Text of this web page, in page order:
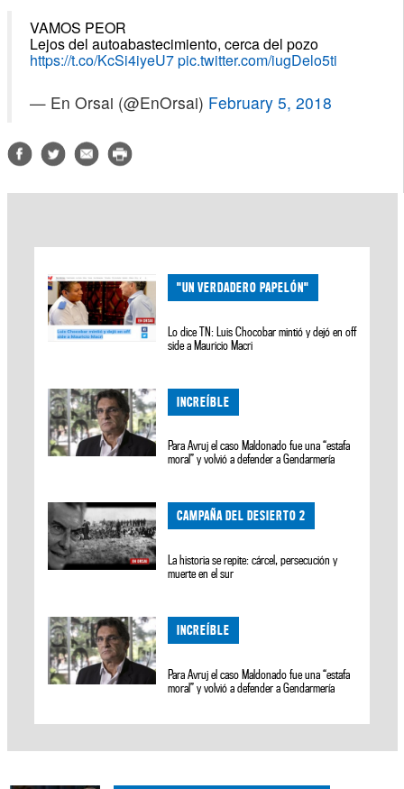
VAMOS PEOR
Lejos del autoabastecimiento, cerca del pozo
https://t.co/KcSi4iyeU7pic.twitter.com/iugDelo5ti
— En Orsai (@EnOrsai) February 5, 2018
"UN VERDADERO PAPELÓN"
Lo dice TN: Luis Chocobar mintió y dejó en off
side a Mauricio Macri
INCREÍBLE
Para Avruj el caso Maldonado fue una “estafa
moral” y volvió a defender a Gendarmería
CAMPAÑA DEL DESIERTO 2
La historia se repite: cárcel, persecución y
muerte en el sur
INCREÍBLE
Para Avruj el caso Maldonado fue una “estafa
moral” y volvió a defender a Gendarmería